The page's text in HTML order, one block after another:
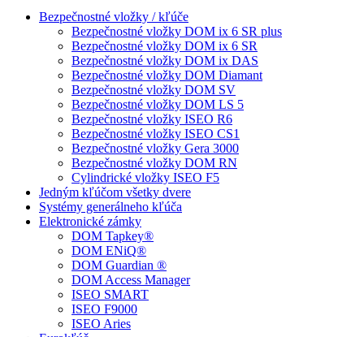
Bezpečnostné vložky / kľúče
Bezpečnostné vložky DOM ix 6 SR plus
Bezpečnostné vložky DOM ix 6 SR
Bezpečnostné vložky DOM ix DAS
Bezpečnostné vložky DOM Diamant
Bezpečnostné vložky DOM SV
Bezpečnostné vložky DOM LS 5
Bezpečnostné vložky ISEO R6
Bezpečnostné vložky ISEO CS1
Bezpečnostné vložky Gera 3000
Bezpečnostné vložky DOM RN
Cylindrické vložky ISEO F5
Jedným kľúčom všetky dvere
Systémy generálneho kľúča
Elektronické zámky
DOM Tapkey®
DOM ENiQ®
DOM Guardian ®
DOM Access Manager
ISEO SMART
ISEO F9000
ISEO Aries